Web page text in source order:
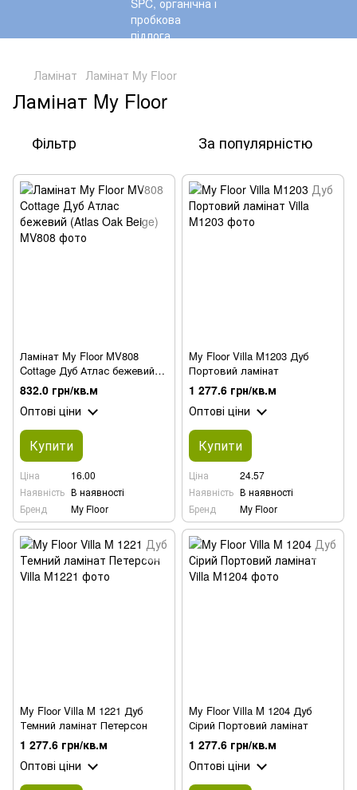
Ламінат Ламінат My Floor
Ламінат My Floor
Фільтр За популярністю
Ламінат My Floor MV808
Cottage Дуб Атлас бежевий
(Atlas Oak Beige)
832.0 грн/кв.м
Оптові ціни
Купити
Ціна
16.00
Наявність В наявності
Бренд
My Floor
My Floor Villa M1203 Дуб
Портовий ламінат
1 277.6 грн/кв.м
Оптові ціни
Купити
Ціна
24.57
Наявність В наявності
Бренд
My Floor
My Floor Villa M 1221 Дуб
Темний ламінат Петерсон
1 277.6 грн/кв.м
Оптові ціни
My Floor Villa M 1204 Дуб
Сірий Портовий ламінат
1 277.6 грн/кв.м
Оптові ціни